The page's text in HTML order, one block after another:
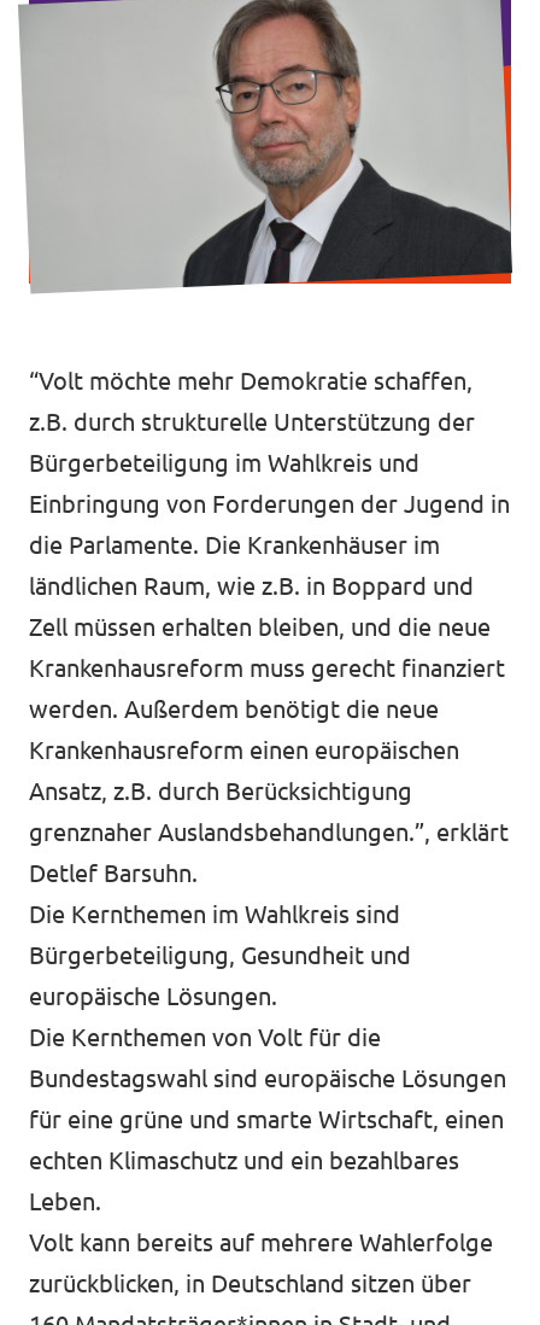
Unterstütze Volt
Transparenz
Impressum
Kontakt
“Volt möchte mehr Demokratie schaffen,
z.B. durch strukturelle Unterstützung der
Bürgerbeteiligung im Wahlkreis und
Einbringung von Forderungen der Jugend in
die Parlamente. Die Krankenhäuser im
ländlichen Raum, wie z.B. in Boppard und
Zell müssen erhalten bleiben, und die neue
Krankenhausreform muss gerecht finanziert
werden. Außerdem benötigt die neue
Krankenhausreform einen europäischen
Ansatz, z.B. durch Berücksichtigung
grenznaher Auslandsbehandlungen.”, erklärt
Detlef Barsuhn.
Die Kernthemen im Wahlkreis sind
Bürgerbeteiligung, Gesundheit und
europäische Lösungen.
Die Kernthemen von Volt für die
Bundestagswahl sind europäische Lösungen
für eine grüne und smarte Wirtschaft, einen
echten Klimaschutz und ein bezahlbares
Leben.
Volt kann bereits auf mehrere Wahlerfolge
zurückblicken, in Deutschland sitzen über